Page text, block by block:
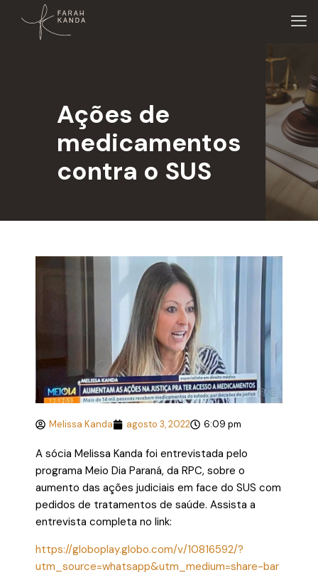
Ações de
medicamentos
contra o SUS
Melissa Kanda agosto 3, 2022 6:09 pm
A sócia Melissa Kanda foi entrevistada pelo
programa Meio Dia Paraná, da RPC, sobre o
aumento das ações judiciais em face do SUS com
pedidos de tratamentos de saúde. Assista a
entrevista completa no link:
https://globoplay.globo.com/v/10816592/?
utm_source=whatsapp&utm_medium=share-bar